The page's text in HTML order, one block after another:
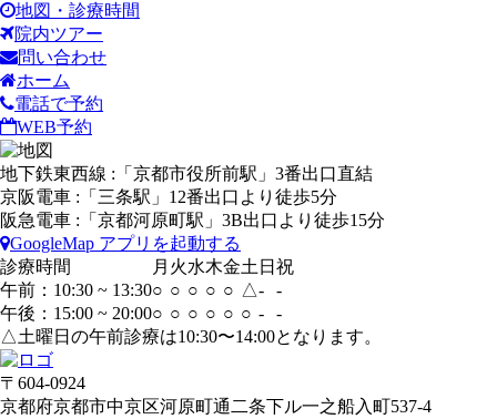
地図・診療時間
院内ツアー
問い合わせ
ホーム
電話で予約
WEB予約
地下鉄東西線 :「京都市役所前駅」3番出口直結
京阪電車 :「三条駅」12番出口より徒歩5分
阪急電車 :「京都河原町駅」3B出口より徒歩15分
GoogleMap アプリを起動する
診療時間
月 火水木金土 日 祝
午前：10:30 ~ 13:30○ ○ ○ ○ ○ △-
-
午後：15:00 ~ 20:00○ ○ ○ ○ ○ ○ -
-
△土曜日の午前診療は10:30〜14:00となります。
〒604-0924
京都府京都市中京区河原町通二条下ル一之船入町537-4